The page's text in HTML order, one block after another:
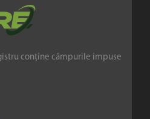
conține câmpurile impuse